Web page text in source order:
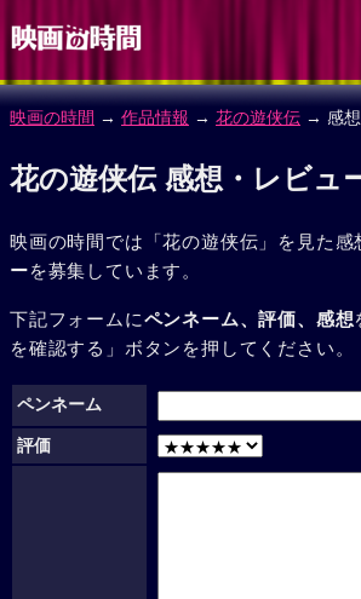
映画の時間 → 作品情報 → 花の遊侠伝 → 感
花の遊侠伝 感想・レビュ
映画の時間では「花の遊侠伝」を見た感
ーを募集しています。
下記フォームにペンネーム、評価、感想
を確認する」ボタンを押してください。
ペンネーム
評価